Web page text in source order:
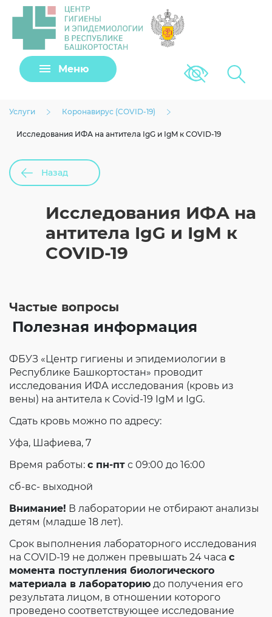
Меню Версия для
Услуги Коронавирус (COVID-19)
Исследования ИФА на антитела IgG и IgM к COVID-19
Назад
Исследования ИФА на
антитела IgG и IgM к
COVID-19
Частые вопросы
Полезная информация
ФБУЗ «Центр гигиены и эпидемиологии в
Республике Башкортостан» проводит
исследования ИФА исследования (кровь из
вены) на антитела к Сovid-19 IgМ и IgG.
Сдать кровь можно по адресу:
Уфа, Шафиева, 7
Время работы: с пн-пт с 09:00 до 16:00
сб-вс- выходной
Внимание! В лаборатории не отбирают анализы
детям (младше 18 лет).
Срок выполнения лабораторного исследования
на COVID-19 не должен превышать 24 часа с
момента поступления биологического
материала в лабораторию до получения его
результата лицом, в отношении которого
проведено соответствующее исследование
Подать заявку
к COVID-19
Согласие на обработку личных данных
Задать вопрос
Клещи
Загрузить файл